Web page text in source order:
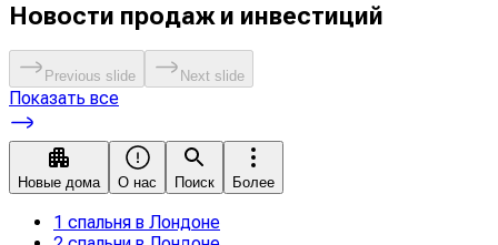
Новости продаж и инвестиций
Previous slide Next slide
Показать все
Новые дома О нас Поиск Более
1 спальня в Лондоне